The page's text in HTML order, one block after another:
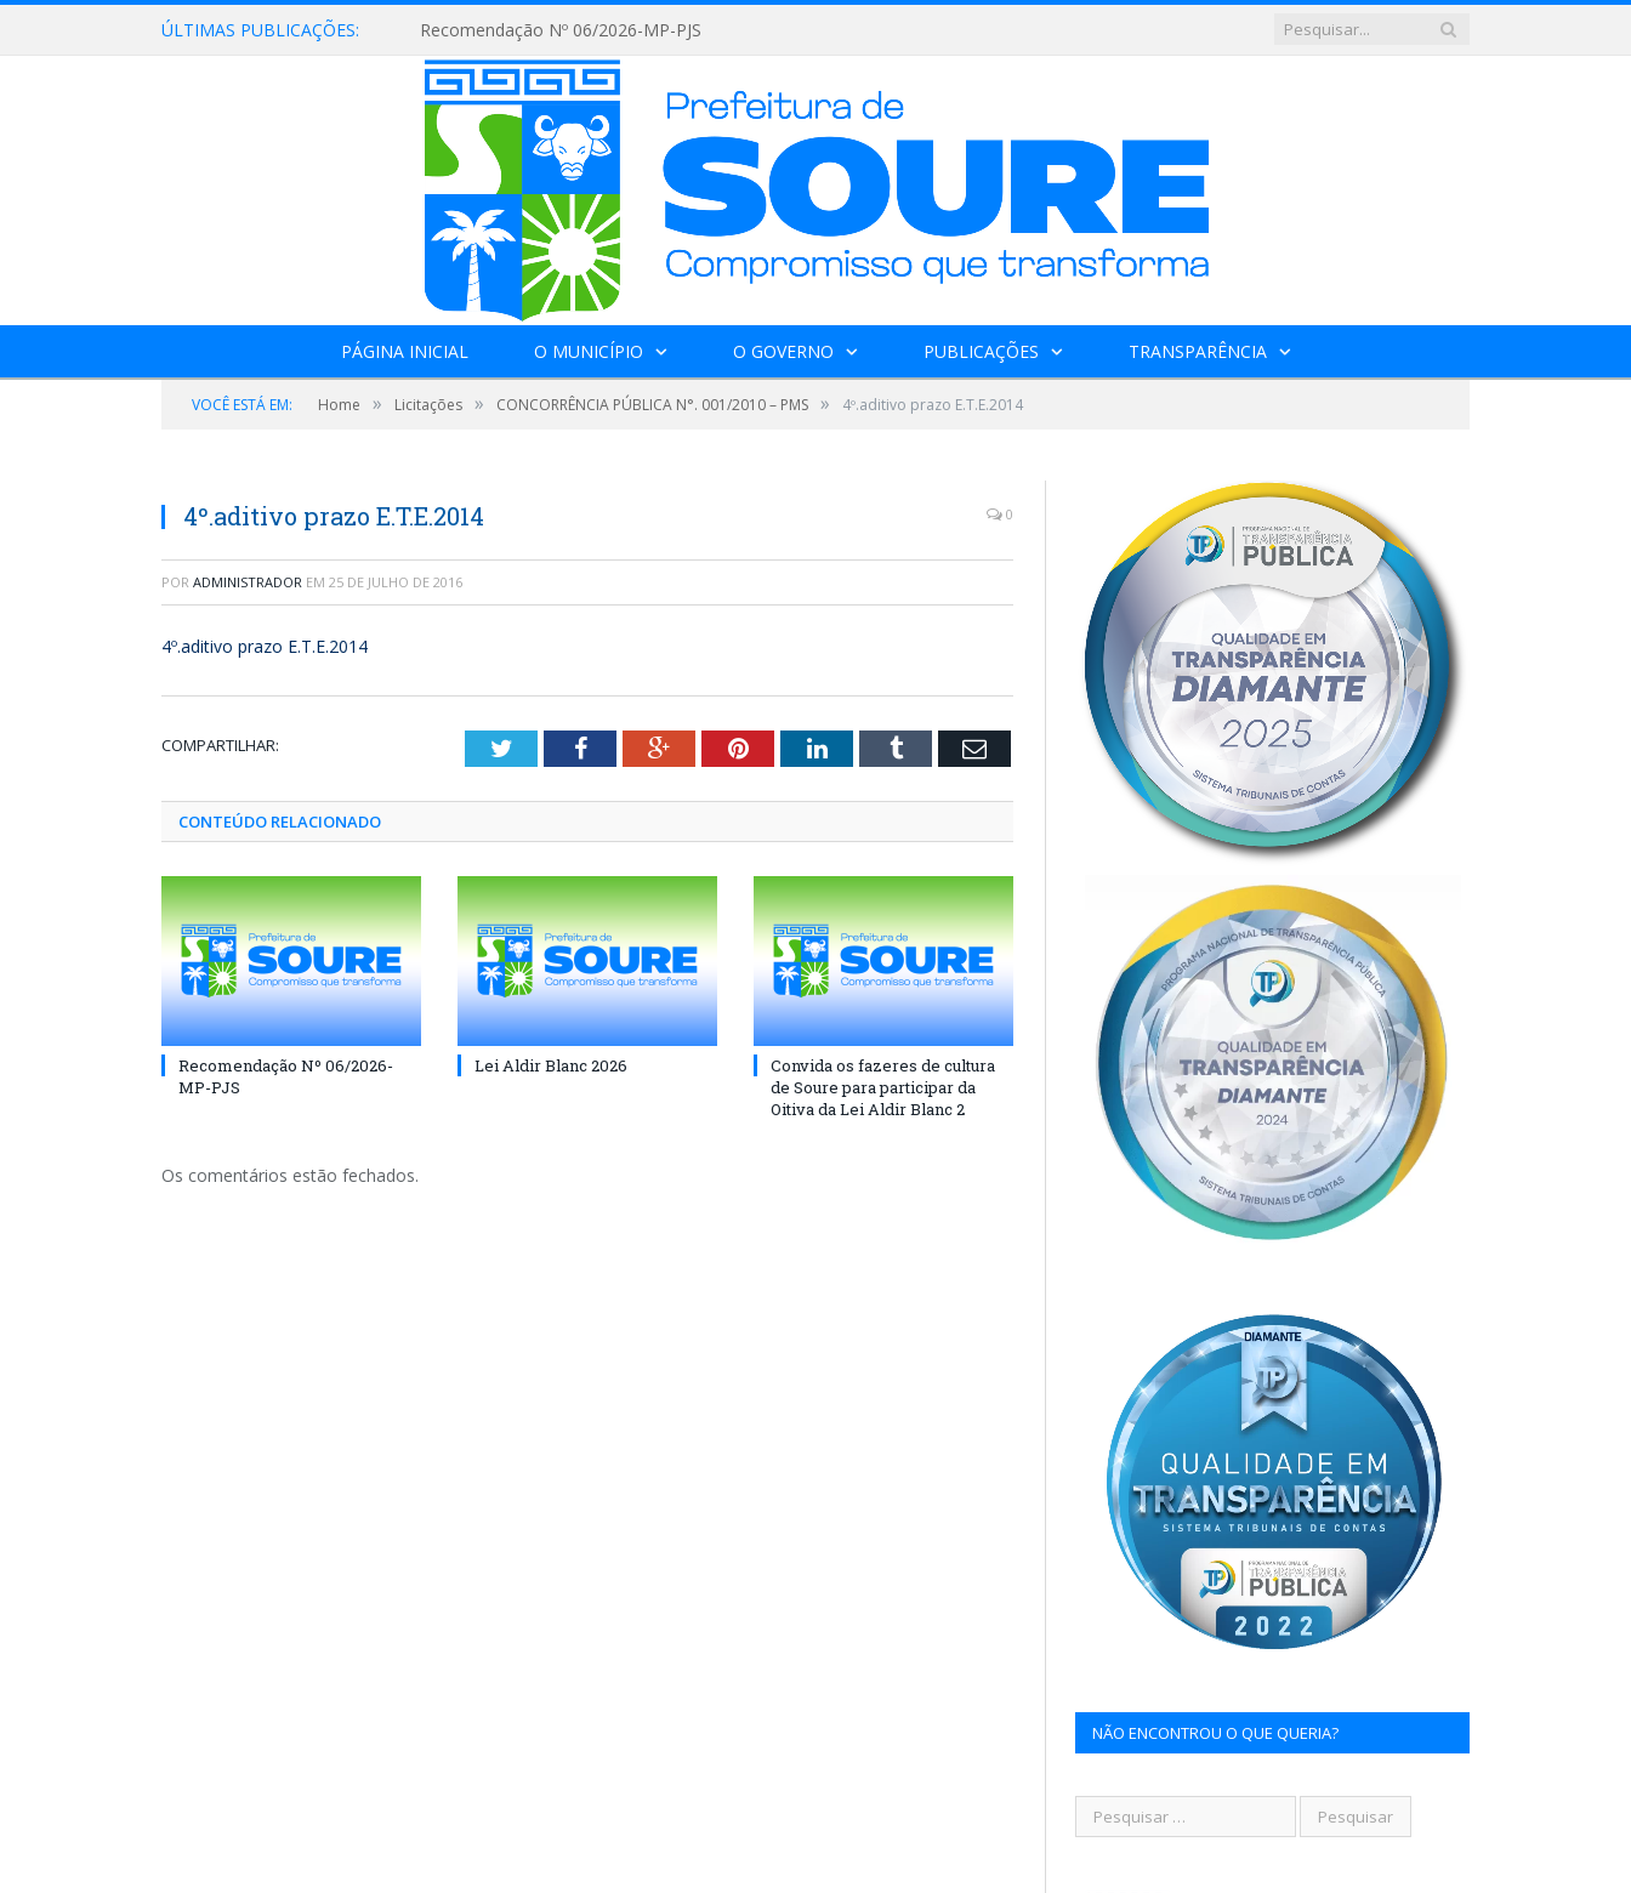
ÚLTIMAS PUBLICAÇÕES: Recomendação Nº 06/2026-MP-PJS
PÁGINA INICIAL O MUNICÍPIO O GOVERNO PUBLICAÇÕES TRANSPARÊNCIA
VOCÊ ESTÁ EM: Home » Licitações » CONCORRÊNCIA PÚBLICA N°. 001/2010 – PMS » 4º.aditivo prazo E.T.E.2014
4º.aditivo prazo E.T.E.2014 0
POR ADMINISTRADOR EM 25 DE JULHO DE 2016
4º.aditivo prazo E.T.E.2014
COMPARTILHAR: TwitterFacebookGoogle+PinterestLinkedInTumblr Email
CONTEÚDO RELACIONADO
Recomendação Nº 06/2026-
MP-PJS
Lei Aldir Blanc 2026
Convida os fazeres de cultura
de Soure para participar da
Oitiva da Lei Aldir Blanc 2
Os comentários estão fechados.
NÃO ENCONTROU O QUE QUERIA?